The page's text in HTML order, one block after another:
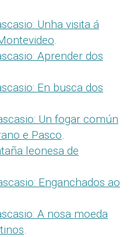
Unha visita á
.
Aprender dos
En busca dos
Un fogar común
e Pasco.
leonesa de
Enganchados ao
A nosa moeda
.